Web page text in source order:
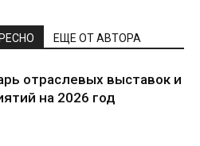
ЕЩЕ ОТ АВТОРА
отраслевых выставок и
на 2026 год